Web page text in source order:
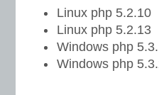
Linux php 5.2.10
Linux php 5.2.13
Windows php
Windows php